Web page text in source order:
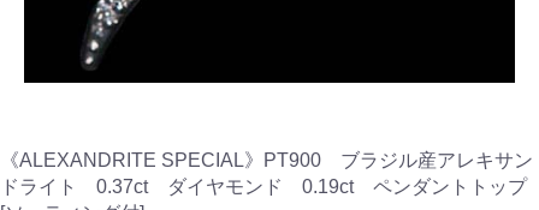
《ALEXANDRITE SPECIAL》PT900 ブラジル産アレキサン
ドライト 0.37ct ダイヤモンド 0.19ct ペンダントトップ